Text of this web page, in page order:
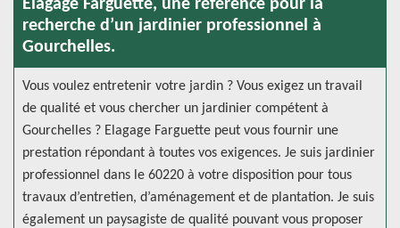
Elagage Farguette, une référence pour la
recherche d’un jardinier professionnel à
Gourchelles.
Vous voulez entretenir votre jardin ? Vous exigez un travail
de qualité et vous chercher un jardinier compétent à
Gourchelles ? Elagage Farguette peut vous fournir une
prestation répondant à toutes vos exigences. Je suis jardinier
professionnel dans le 60220 à votre disposition pour tous
travaux d’entretien, d’aménagement et de plantation. Je suis
également un paysagiste de qualité pouvant vous proposer